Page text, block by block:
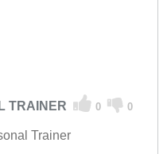
TRAINER 0 0
Trainer